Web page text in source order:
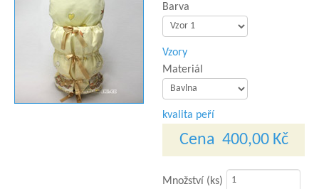
Barva
Vzory
Materiál
kvalita peří
Cena 400,00 Kč
Množství (ks)